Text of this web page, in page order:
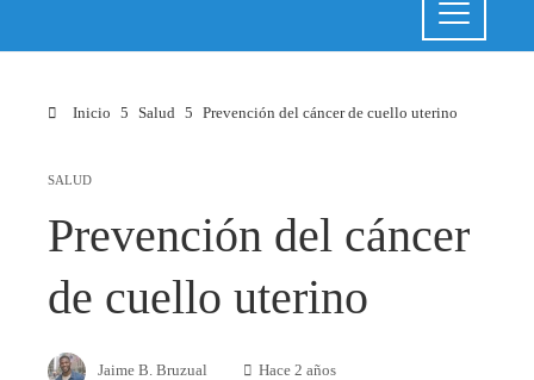
Inicio Salud Prevención del cáncer de cuello uterino
SALUD
Prevención del cáncer
de cuello uterino
Jaime B. Bruzual Hace 2 años